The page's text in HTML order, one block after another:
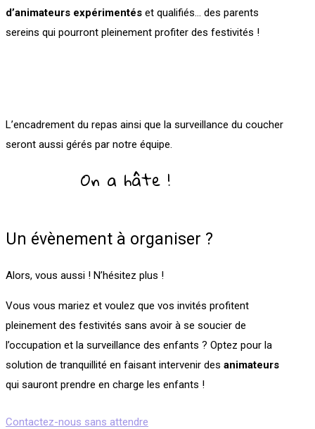
d’animateurs expérimentés et qualifiés… des parents
sereins qui pourront pleinement profiter des festivités !
L’encadrement du repas ainsi que la surveillance du coucher
seront aussi gérés par notre équipe.
On a hâte !
Un évènement à organiser ?
Alors, vous aussi ! N’hésitez plus !
Vous vous mariez et voulez que vos invités profitent
pleinement des festivités sans avoir à se soucier de
l’occupation et la surveillance des enfants ? Optez pour la
solution de tranquillité en faisant intervenir des animateurs
qui sauront prendre en charge les enfants !
Contactez-nous sans attendre